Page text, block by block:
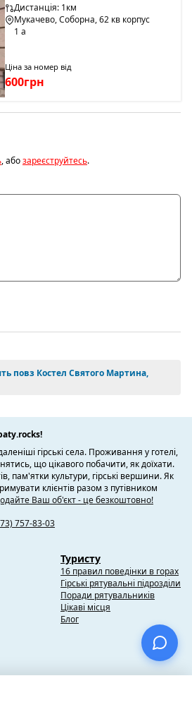
Дистанція: 1км
Мукачево, Соборна, 62 кв корпус
1 а
Ціна за номер від
600грн
, абозареєструйтесь.
повз Костел Святого Мартина,
гірські села. Проживання у готелі,
що цікавого побачити, як доїхати.
пам'ятки культури, гірські вершини. Як
клієнтів разом з путівником
Ваш об'єкт - це безкоштовно!
757-83-03
Туристу
16 правил поведінки в горах
Гірські рятувальні підрозділи
Поради рятувальників
Цікаві місця
Блог